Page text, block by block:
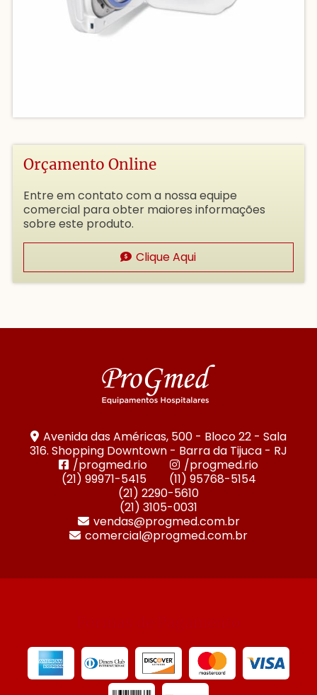
Orçamento Online
Entre em contato com a nossa equipe
comercial para obter maiores informações
sobre este produto.
Clique Aqui
Avenida das Américas, 500 - Bloco 22 - Sala
316. Shopping Downtown - Barra da Tijuca - RJ
/progmed.rio
/progmed.rio
(21) 99971-5415
(11) 95768-5154
(21) 2290-5610
(21) 3105-0031
vendas@progmed.com.br
comercial@progmed.com.br